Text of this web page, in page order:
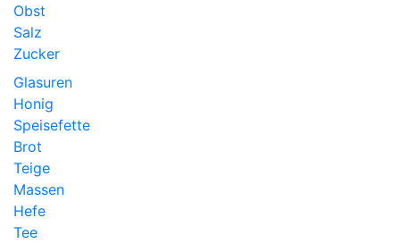
Obst
Salz
Zucker
Glasuren
Honig
Speisefette
Brot
Teige
Massen
Hefe
Tee